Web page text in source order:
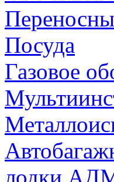
Посуда
Газовое
лодки